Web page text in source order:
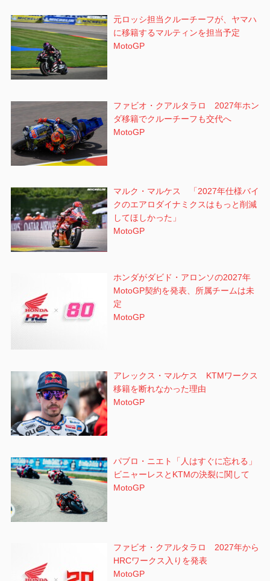
元ロッシ担当クルーチーフが、ヤマハ
に移籍するマルティンを担当予定
MotoGP
ファビオ・クアルタラロ 2027年ホン
ダ移籍でクルーチーフも交代へ
MotoGP
マルク・マルケス 「2027年仕様バイ
クのエアロダイナミクスはもっと削減
してほしかった」
MotoGP
ホンダがダビド・アロンソの2027年
MotoGP契約を発表、所属チームは未
定
MotoGP
アレックス・マルケス KTMワークス
移籍を断れなかった理由
MotoGP
パブロ・ニエト「人はすぐに忘れる」
ビニャーレスとKTMの決裂に関して
MotoGP
ファビオ・クアルタラロ 2027年から
HRCワークス入りを発表
MotoGP